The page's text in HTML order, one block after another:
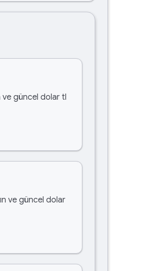
ve güncel dolar tl
ve güncel dolar